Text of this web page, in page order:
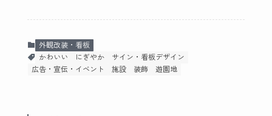
外観改装・看板
かわいい
にぎやか
サイン・看板デザイン
広告・宣伝・イベント
施設 装飾 遊園地